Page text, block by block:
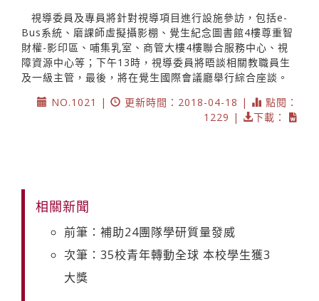
視導委員及專員將針對視導項目進行設施參訪，包括e-
Bus系統、磨課師虛擬攝影棚、覺生紀念圖書館4樓尊重智
財權-影印區、哺集乳室、商管大樓4樓聯合服務中心、視
障資源中心等；下午13時，視導委員將晤談相關教職員生
及一級主管，最後，將在覺生國際會議廳舉行綜合座談。
NO.1021 |
更新時間：2018-04-18 |
點閱：
1229 |
下載：
相關新聞
前筆：補助24團隊學研質量發威
次筆：35校青年轉動全球 本校學生獲3
大獎